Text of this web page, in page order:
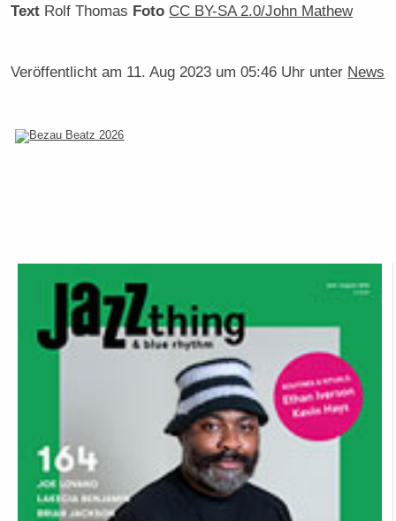
Text Rolf Thomas Foto CC BY-SA 2.0/John Mathew
Veröffentlicht am 11. Aug 2023 um 05:46 Uhr unter News